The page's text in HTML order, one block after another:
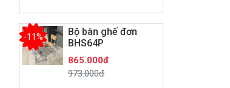
Bộ bàn ghế đơn
BHS64P
-11%
865.000đ
973.000đ